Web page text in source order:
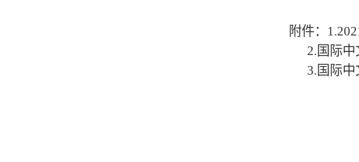
附件：
2. 国际
3. 国际